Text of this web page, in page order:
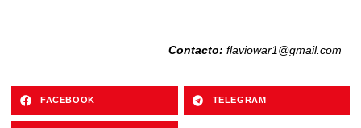
Contacto: flaviowar1@gmail.com
FACEBOOK TELEGRAM